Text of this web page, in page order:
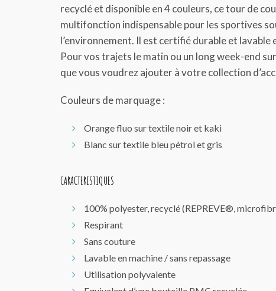
recyclé et disponible en 4 couleurs, ce tour de
multifonction indispensable pour les sportives
l’environnement. Il est certifié durable et lavable
Pour vos trajets le matin ou un long week-end
que vous voudrez ajouter à votre collection
Couleurs de marquage :
Orange fluo sur textile noir et kaki
Blanc sur textile bleu pétrol et gris
CARACTERISTIQUES
100% polyester, recyclé (REPREVE®,
Respirant
Sans couture
Lavable en machine / sans repassage
Utilisation polyvalente